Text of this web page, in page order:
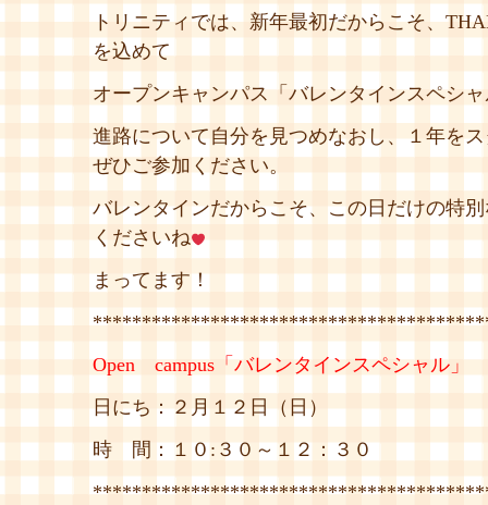
トリニティでは、新年最初だからこそ、
を込めて
オープンキャンパス「バレンタインスペシ
進路について自分を見つめなおし、１年を
ぜひご参加ください。
バレンタインだからこそ、この日だけの特
くださいね
まってます！
Open campus「バレンタインスペシャル」
日にち：２月１２日（日）
時 間：１０:３０～１２：３０